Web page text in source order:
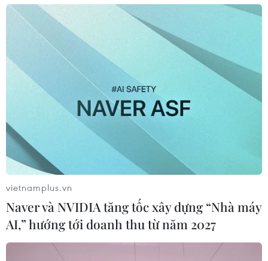
TIN CÙNG CHUYÊN MỤC
Lịch thi đấu môn bóng
đá nam SEA Games 33 của đội tuyển
U22 Việt Nam
02/12/2025 04:47
Hàng loạt "lời nguyền" bị xóa bỏ ở
vòng chung kết EURO 2016
11/07/2016 11:23
vietnamplus.vn
Naver và NVIDIA tăng tốc xây dựng “Nhà máy
AI,” hướng tới doanh thu từ năm 2027